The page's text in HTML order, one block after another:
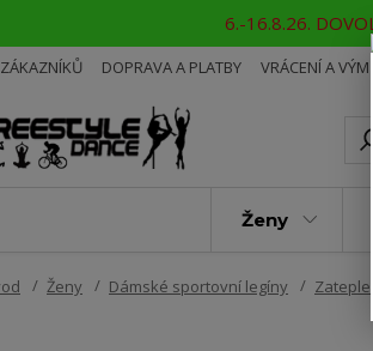
6.-16.8.26.
DOPRAVA A PLATBY VRÁCENÍ A
Ženy
Ženy Dámské sportovní legíny